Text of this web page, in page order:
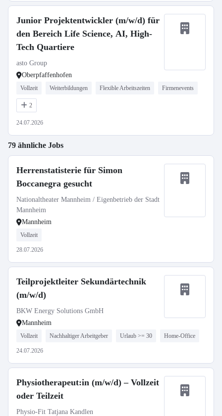
Junior Projektentwickler (m/w/d) für
den Bereich Life Science, AI, High-
Tech Quartiere
asto Group
Oberpfaffenhofen
Vollzeit Weiterbildungen Flexible Arbeitszeiten Firmenevents
2
24.07.2026
79 ähnliche Jobs
Herrenstatisterie für Simon
Boccanegra gesucht
Nationaltheater Mannheim / Eigenbetrieb der Stadt
Mannheim
Mannheim
Vollzeit
28.07.2026
Teilprojektleiter Sekundärtechnik
(m/w/d)
BKW Energy Solutions GmbH
Mannheim
Vollzeit Nachhaltiger Arbeitgeber Urlaub >= 30 Home-Office
24.07.2026
Physiotherapeut:in (m/w/d) – Vollzeit
oder Teilzeit
Physio-Fit Tatjana Kandlen